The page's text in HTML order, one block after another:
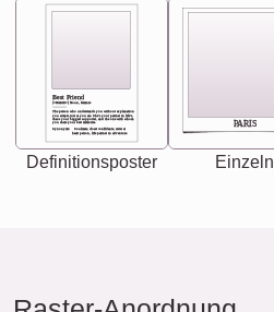
Best Friend
[<NAME>] Noun, feminie
Synonyms: Soulmate, closet confidante, sister at
heart person, life partner in adventure.
The person who understands you without explanation
you accepts just as you are. She's your partner in life's,
chaos your biggest supporter, and the one with whom
you share your best memories.
Definitionsposter
PARIS
Einzeln